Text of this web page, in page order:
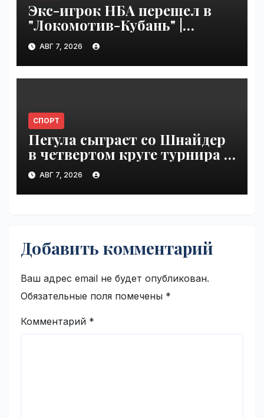
Экс-игрок НБА перешел в
"Локомотив-Кубань" |
VseTime.ru
АВГ 7, 2026
СПОРТ
Пегула сыграет со Шнайдер
в четвертом круге турнира в
Торонто | VseTime.ru
АВГ 7, 2026
Добавить комментарий
Ваш адрес email не будет опубликован.
Обязательные поля помечены *
Комментарий *